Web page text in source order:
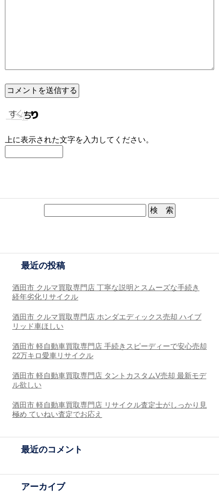
上に表示された文字を入力してください。
最近の投稿
酒田市 クルマ買取専門店 丁寧な説明とスムーズな手続き
経年劣化リサイクル
酒田市 クルマ買取専門店 ホンダエディックス売却 ハイブ
リッド車ほしい
酒田市 軽自動車買取専門店 手続きスピーディーで安心売却
22万キロ愛車リサイクル
酒田市 軽自動車買取専門店 タントカスタムV売却 最新モデ
ル欲しい
酒田市 軽自動車買取専門店 リサイクル査定士がしっかり見
極め ていねい査定でお応え
最近のコメント
アーカイブ